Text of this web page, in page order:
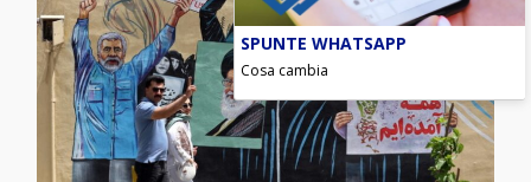
SPUNTE WHATSAPP
Cosa cambia